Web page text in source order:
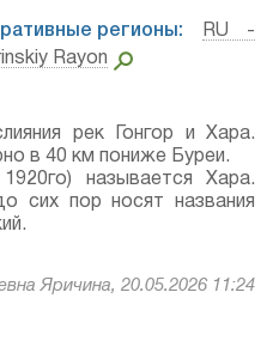
регионы:
RU -
Rayon
рек Гонгор и Хара.
в 40 км пониже Буреи.
называется Хара.
сих пор носят названия
Яричина, 20.05.2026 11:24